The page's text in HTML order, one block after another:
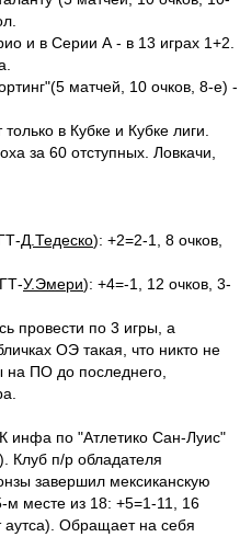
и в Серии А - в 13 играх 1+2.
матчей, 10 очков, 8-е) -
в Кубке и Кубке лиги.
за 60 отступных. Ловкачи,
Д.Тедеско): +2=2-1, 8 очков,
У.Эмери): +4=-1, 12 очков, 3-
провести по 3 игры, а
ОЭ такая, что никто не
на ПО до последнего,
инфа по "Атлетико Сан-Луис"
). Клуб п/р обладателя
завершил мексиканскую
м месте из 18: +5=1-11, 16
аутса). Обращает на себя